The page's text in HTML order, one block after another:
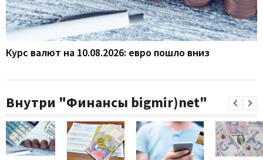
Курс валют на 10.08.2026: евро пошло вниз
Внутри "Финансы bigmir)net"